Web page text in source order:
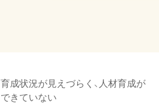
育成状況が見えづらく、人材育成が
できていない